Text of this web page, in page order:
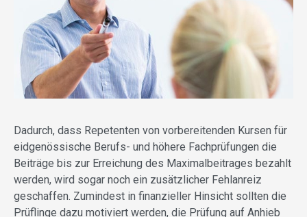
Dadurch, dass Repetenten von vorbereitenden Kursen für
eidgenössische Berufs- und höhere Fachprüfungen die
Beiträge bis zur Erreichung des Maximalbeitrages bezahlt
werden, wird sogar noch ein zusätzlicher Fehlanreiz
geschaffen. Zumindest in finanzieller Hinsicht sollten die
Prüflinge dazu motiviert werden, die Prüfung auf Anhieb